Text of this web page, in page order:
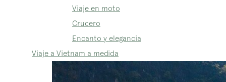
Viaje en moto
Crucero
Encanto y elegancia
Viaje a Vietnam a medida